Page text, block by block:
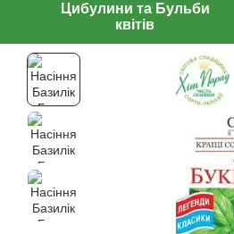
Цибулини та Бульби
квітів